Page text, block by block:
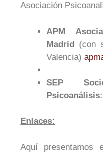
Asociación
APM
Madrid (con
Valencia)
SEP
Psicoanálisis
Enlaces:
Aquí presentamos